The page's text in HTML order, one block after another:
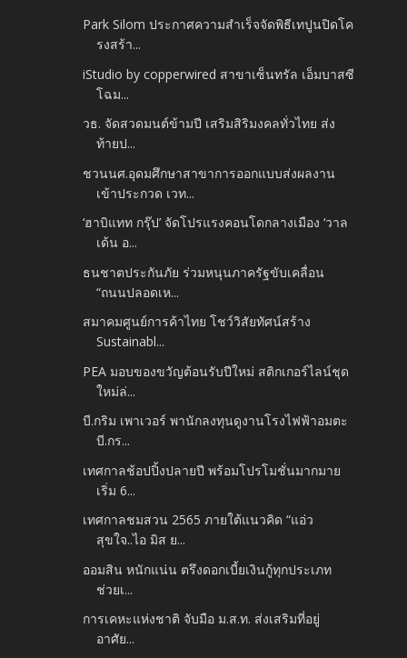
Park Silom ประกาศความสำเร็จจัดพิธีเทปูนปิดโค
รงสร้า...
iStudio by copperwired สาขาเซ็นทรัล เอ็มบาสซี
โฉม...
วธ. จัดสวดมนต์ข้ามปี เสริมสิริมงคลทั่วไทย ส่ง
ท้ายป...
ชวนนศ.อุดมศึกษาสาขาการออกแบบส่งผลงาน
เข้าประกวด เวท...
‘ฮาบิแทท กรุ๊ป’ จัดโปรแรงคอนโดกลางเมือง ‘วาล
เด้น อ...
ธนชาตประกันภัย ร่วมหนุนภาครัฐขับเคลื่อน
“ถนนปลอดเห...
สมาคมศูนย์การค้าไทย โชว์วิสัยทัศน์สร้าง
Sustainabl...
PEA มอบของขวัญต้อนรับปีใหม่ สติกเกอร์ไลน์ชุด
ใหม่ล่...
บี.กริม เพาเวอร์ พานักลงทุนดูงานโรงไฟฟ้าอมตะ
บี.กร...
เทศกาลช้อปปิ้งปลายปี พร้อมโปรโมชั่นมากมาย
เริ่ม 6...
เทศกาลชมสวน 2565 ภายใต้แนวคิด “แอ่ว
สุขใจ..ไอ มิส ย...
ออมสิน หนักแน่น ตรึงดอกเบี้ยเงินกู้ทุกประเภท
ช่วยเ...
การเคหะแห่งชาติ จับมือ ม.ส.ท. ส่งเสริมที่อยู่
อาศัย...